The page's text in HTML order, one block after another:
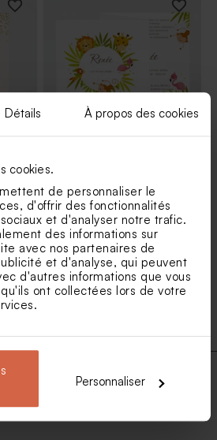
Détails À propos des cookies
cookies.
de personnaliser le
d'offrir des fonctionnalités
et d'analyser notre trafic.
des informations sur
avec nos partenaires de
et d'analyse, qui peuvent
d'autres informations que vous
ont collectées lors de votre
Personnaliser
triptyque animaux de la
... 9 10 11
13
pour fille